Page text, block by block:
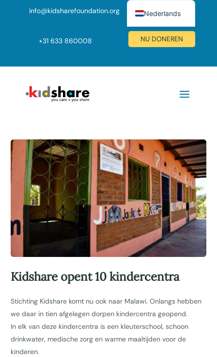
info@kidsharefoundation.org
+31 633 860008 NU DONEREN
Kidshare opent 10 kindercentra
Stichting Kidshare komt nu ook naar Malawi. Onlangs hebben
we daar in tien afgelegen dorpen kindercentra geopend.
In elk van deze kindercentra is een kleuterschool, schoon
drinkwater, medische zorg en warme maaltijden voor de
kinderen.
Nederlands
English (UK)
Deutsch